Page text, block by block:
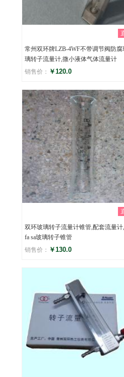
常州双环牌LZB-4WF不带调节阀防腐
璃转子流量计,微小液体气体流量计
销售价： ￥120.0
评分
()
双环玻璃转子流量计锥管,配套流量计
fa sa玻璃转子锥管
销售价： ￥130.0
评分